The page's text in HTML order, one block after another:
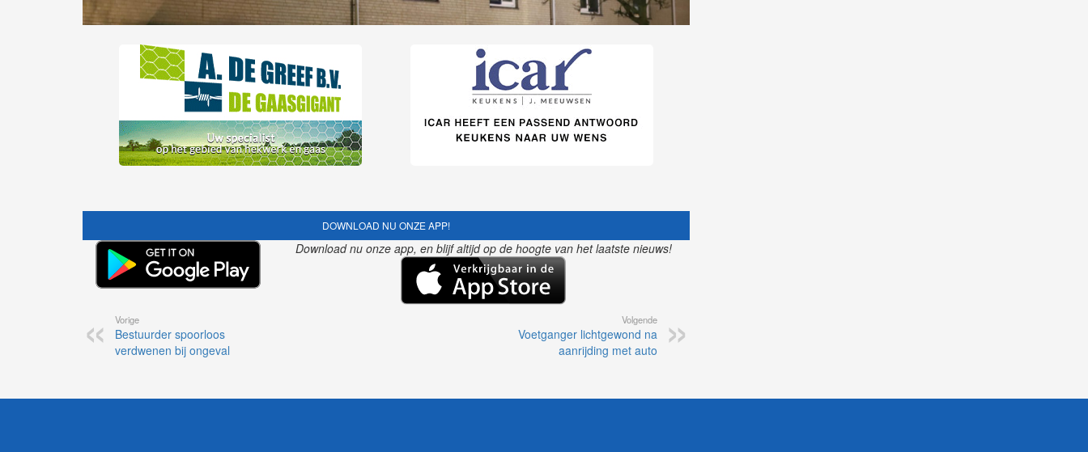
DOWNLOAD NU ONZE APP!
Download nu onze app, en blijf altijd op de hoogte van het laatste nieuws!
Vorige
Bestuurder spoorloos
verdwenen bij ongeval
Volgende
Voetganger lichtgewond na
aanrijding met auto